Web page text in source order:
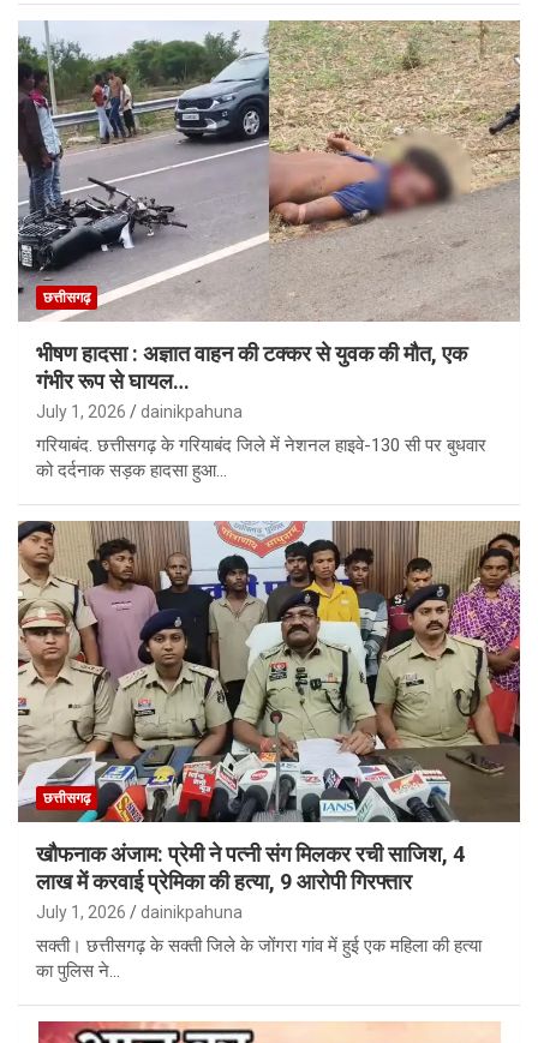
छत्तीसगढ़
भीषण हादसा : अज्ञात वाहन की टक्कर से युवक की मौत, एक
गंभीर रूप से घायल…
July 1, 2026 dainikpahuna
गरियाबंद. छत्तीसगढ़ के गरियाबंद जिले में नेशनल हाइवे-130 सी पर बुधवार
को दर्दनाक सड़क हादसा हुआ…
छत्तीसगढ़
खौफनाक अंजाम: प्रेमी ने पत्नी संग मिलकर रची साजिश, 4
लाख में करवाई प्रेमिका की हत्या, 9 आरोपी गिरफ्तार
July 1, 2026 dainikpahuna
सक्ती। छत्तीसगढ़ के सक्ती जिले के जोंगरा गांव में हुई एक महिला की हत्या
का पुलिस ने…